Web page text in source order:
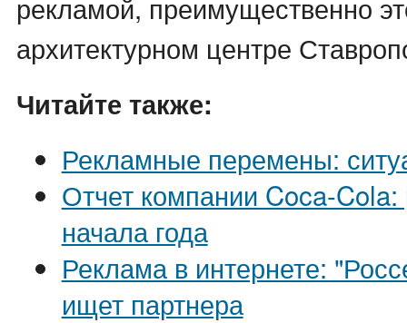
архитектурном центре
Читайте также:
Рекламные перемены:
Отчет компании Coca-Cola:
начала года
Реклама в интернете:
ищет партнера